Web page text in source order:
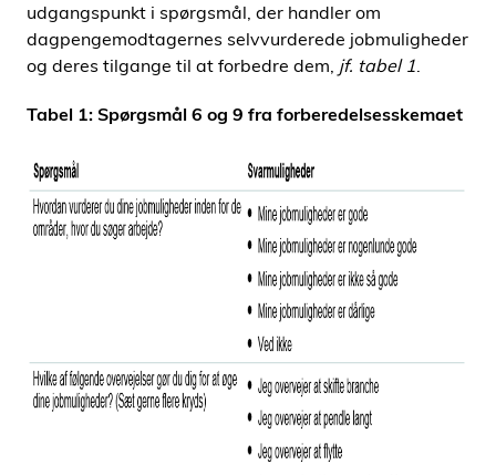
udgangspunkt i spørgsmål, der handler om
dagpengemodtagernes selvvurderede jobmuligheder
og deres tilgange til at forbedre dem, jf. tabel 1.
Tabel 1: Spørgsmål 6 og 9 fra forberedelsesskemaet